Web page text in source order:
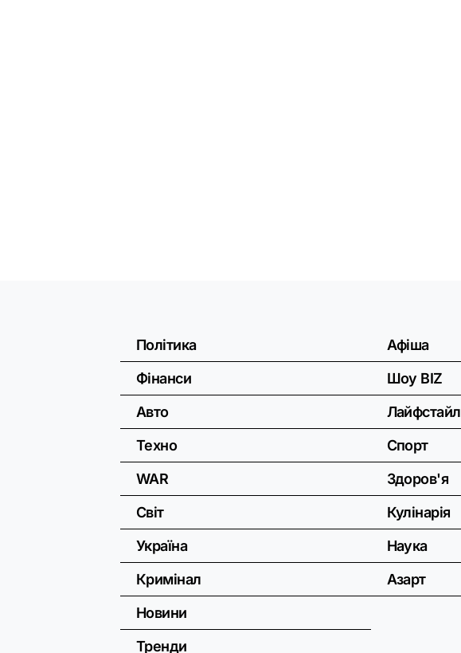
Політика
Фінанси
Авто
Техно
WAR
Світ
Україна
Кримінал
Новини
Тренди
Афіша
Шоу BIZ
Лайфстайл
Спорт
Здоров'я
Кулінарія
Наука
Азарт